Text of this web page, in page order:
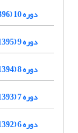
دوره 10 (1396)
دوره 9 (1395)
دوره 8 (1394)
دوره 7 (1393)
دوره 6 (1392)